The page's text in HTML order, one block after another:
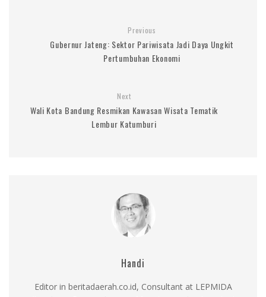
Previous
Gubernur Jateng: Sektor Pariwisata Jadi Daya Ungkit
Pertumbuhan Ekonomi
Next
Wali Kota Bandung Resmikan Kawasan Wisata Tematik
Lembur Katumburi
Handi
Editor in beritadaerah.co.id, Consultant at LEPMIDA